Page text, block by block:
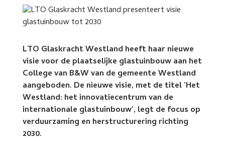
LTO Glaskracht Westland heeft haar nieuwe
visie voor de plaatselijke glastuinbouw aan het
College van B&W van de gemeente Westland
aangeboden. De nieuwe visie, met de titel ‘Het
Westland: het innovatiecentrum van de
internationale glastuinbouw’, legt de focus op
verduurzaming en herstructurering richting
2030.